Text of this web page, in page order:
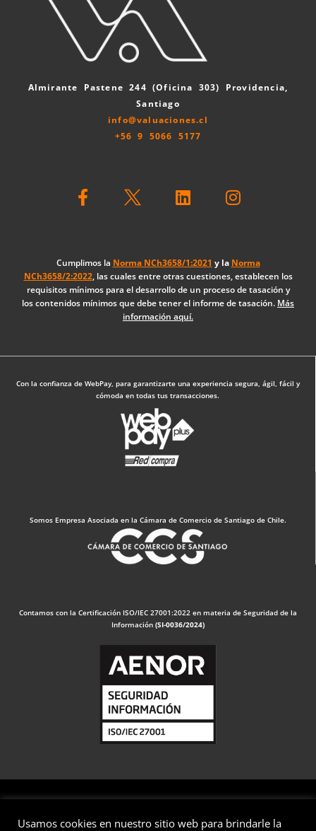
Almirante Pastene 244 (Oficina 303) Providencia,
Santiago
info@valuaciones.cl
+56 9 5066 5177
a
o
o
k
i
d
i
n
n
g
r
a
Cumplimos la Norma NCh3658/1:2021 y la Norma
NCh3658/2:2022, las cuales entre otras cuestiones, establecen los
requisitos mínimos para el desarrollo de un proceso de tasación y
los contenidos mínimos que debe tener el informe de tasación. Más
información aquí.
Con la confianza de WebPay, para garantizarte una experiencia segura, ágil, fácil y
cómoda en todas tus transacciones.
Somos Empresa Asociada en la Cámara de Comercio de Santiago de Chile.
Contamos con la Certificación ISO/IEC 27001:2022 en materia de Seguridad de la
Información (SI-0036/2024)
Usamos cookies en nuestro sitio web para brindarle la